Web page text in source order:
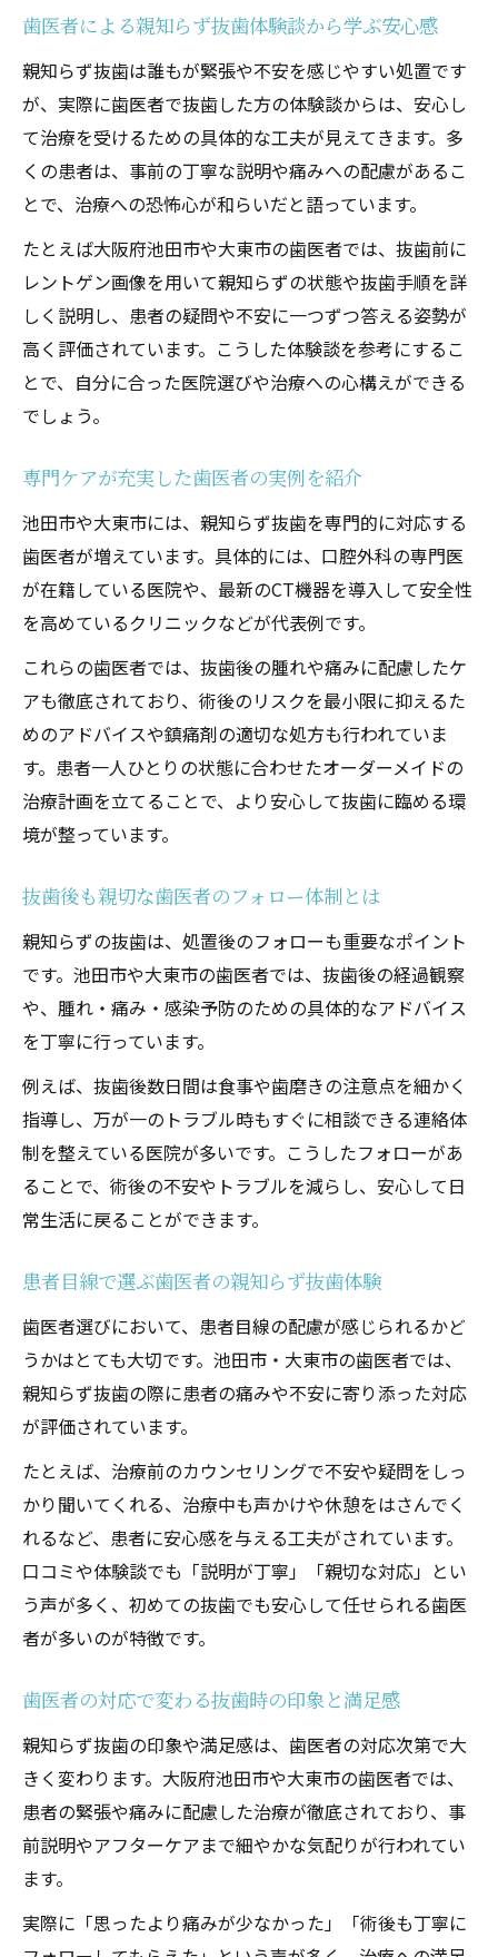
歯医者による親知らず抜歯体験談から学ぶ安心感
親知らず抜歯は誰もが緊張や不安を感じやすい処置です
が、実際に歯医者で抜歯した方の体験談からは、安心し
て治療を受けるための具体的な工夫が見えてきます。多
くの患者は、事前の丁寧な説明や痛みへの配慮があるこ
とで、治療への恐怖心が和らいだと語っています。
たとえば大阪府池田市や大東市の歯医者では、抜歯前に
レントゲン画像を用いて親知らずの状態や抜歯手順を詳
しく説明し、患者の疑問や不安に一つずつ答える姿勢が
高く評価されています。こうした体験談を参考にするこ
とで、自分に合った医院選びや治療への心構えができる
でしょう。
専門ケアが充実した歯医者の実例を紹介
池田市や大東市には、親知らず抜歯を専門的に対応する
歯医者が増えています。具体的には、口腔外科の専門医
が在籍している医院や、最新のCT機器を導入して安全性
を高めているクリニックなどが代表例です。
これらの歯医者では、抜歯後の腫れや痛みに配慮したケ
アも徹底されており、術後のリスクを最小限に抑えるた
めのアドバイスや鎮痛剤の適切な処方も行われていま
す。患者一人ひとりの状態に合わせたオーダーメイドの
治療計画を立てることで、より安心して抜歯に臨める環
境が整っています。
抜歯後も親切な歯医者のフォロー体制とは
親知らずの抜歯は、処置後のフォローも重要なポイント
です。池田市や大東市の歯医者では、抜歯後の経過観察
や、腫れ・痛み・感染予防のための具体的なアドバイス
を丁寧に行っています。
例えば、抜歯後数日間は食事や歯磨きの注意点を細かく
指導し、万が一のトラブル時もすぐに相談できる連絡体
制を整えている医院が多いです。こうしたフォローがあ
ることで、術後の不安やトラブルを減らし、安心して日
常生活に戻ることができます。
患者目線で選ぶ歯医者の親知らず抜歯体験
歯医者選びにおいて、患者目線の配慮が感じられるかど
うかはとても大切です。池田市・大東市の歯医者では、
親知らず抜歯の際に患者の痛みや不安に寄り添った対応
が評価されています。
たとえば、治療前のカウンセリングで不安や疑問をしっ
かり聞いてくれる、治療中も声かけや休憩をはさんでく
れるなど、患者に安心感を与える工夫がされています。
口コミや体験談でも「説明が丁寧」「親切な対応」とい
う声が多く、初めての抜歯でも安心して任せられる歯医
者が多いのが特徴です。
歯医者の対応で変わる抜歯時の印象と満足感
親知らず抜歯の印象や満足感は、歯医者の対応次第で大
きく変わります。大阪府池田市や大東市の歯医者では、
患者の緊張や痛みに配慮した治療が徹底されており、事
前説明やアフターケアまで細やかな気配りが行われてい
ます。
実際に「思ったより痛みが少なかった」「術後も丁寧に